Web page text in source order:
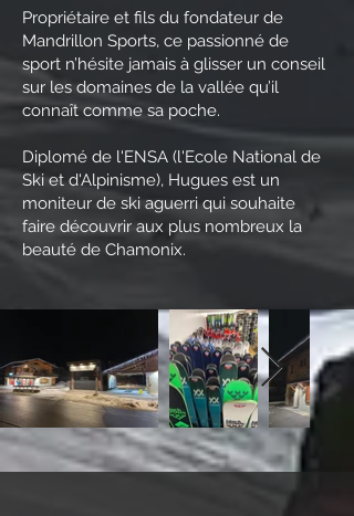
Propriétaire et fils du fondateur de
Mandrillon Sports, ce passionné de
sport n’hésite jamais à glisser un conseil
sur les domaines de la vallée qu’il
connaît comme sa poche.
Diplomé de l'ENSA (l'Ecole National de
Ski et d'Alpinisme), Hugues est un
moniteur de ski aguerri qui souhaite
faire découvrir aux plus nombreux la
beauté de Chamonix.